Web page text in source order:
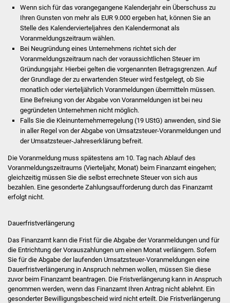
Vereine und Parteien
Beirat Süßener Vereine
Sportanlagen
Tourismus
Erlebnisregion
Route der
Industriekultur
Stadtseniorenrat
Sommerwochen für
Ältere
Wenn sich für das vorangegangene Kalenderjahr ein Überschuss zu
Ihren Gunsten von mehr als EUR 9.000 ergeben hat, können Sie an
Stelle des Kalendervierteljahres den Kalendermonat als
Voranmeldungszeitraum wählen.
Bei Neugründung eines Unternehmens richtet sich der
Voranmeldungszeitraum nach der voraussichtlichen Steuer im
Gründungsjahr. Hierbei gelten die vorgenannten Betragsgrenzen. Auf
der Grundlage der zu erwartenden Steuer wird festgelegt, ob Sie
monatlich oder vierteljährlich Voranmeldungen übermitteln müssen.
Eine Befreiung von der Abgabe von Voranmeldungen ist bei neu
gegründeten Unternehmen nicht möglich.
Falls Sie die Kleinunternehmerregelung (19 UStG) anwenden, sind Sie
in aller Regel von der Abgabe von Umsatzsteuer-Voranmeldungen und
der Umsatzsteuer-Jahreserklärung befreit.
Die Voranmeldung muss spätestens am 10. Tag nach Ablauf des
Voranmeldungszeitraums (Vierteljahr, Monat) beim Finanzamt eingehen;
gleichzeitig müssen Sie die selbst errechnete Steuer von sich aus
bezahlen. Eine gesonderte Zahlungsaufforderung durch das Finanzamt
erfolgt nicht.
Dauerfristverlängerung
Das Finanzamt kann die Frist für die Abgabe der Voranmeldungen und für
die Entrichtung der Vorauszahlungen um einen Monat verlängern. Sofern
Sie für die Abgabe der laufenden Umsatzsteuer-Voranmeldungen eine
Dauerfristverlängerung in Anspruch nehmen wollen, müssen Sie diese
zuvor beim Finanzamt beantragen. Die Fristverlängerung kann in Anspruch
genommen werden, wenn das Finanzamt Ihren Antrag nicht ablehnt. Ein
gesonderter Bewilligungsbescheid wird nicht erteilt. Die Fristverlängerung